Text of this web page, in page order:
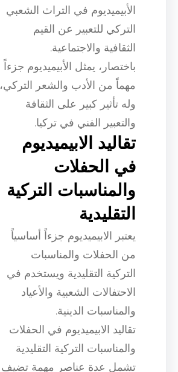
الأبيميديوم في التراث الشعبي
التركي للتعبير عن القيم
الثقافية والاجتماعية.
باختصار، يمثل الأبيميديوم جزءاً
مهماً من الأدب والشعر التركي،
وله تأثير كبير على الثقافة
والتعبير الفني في تركيا.
تقاليد الابيميديوم
في الحفلات
والمناسبات التركية
التقليدية
يعتبر الابيميديوم جزءاً أساسياً
من الحفلات والمناسبات
التركية التقليدية ويستخدم في
الاحتفالات الشعبية والأعياد
والمناسبات الدينية.
تقاليد الابيميديوم في الحفلات
والمناسبات التركية التقليدية
تشمل عدة عناصر مهمة تضيف